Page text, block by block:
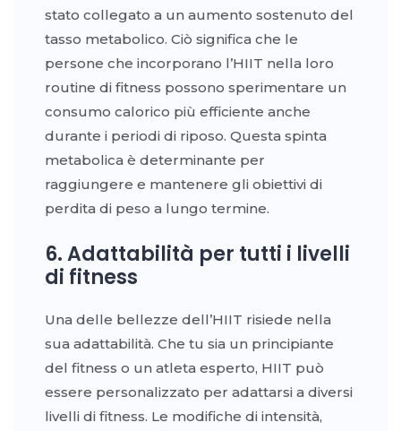
stato collegato a un aumento sostenuto del
tasso metabolico. Ciò significa che le
persone che incorporano l’HIIT nella loro
routine di fitness possono sperimentare un
consumo calorico più efficiente anche
durante i periodi di riposo. Questa spinta
metabolica è determinante per
raggiungere e mantenere gli obiettivi di
perdita di peso a lungo termine.
6. Adattabilità per tutti i livelli
di fitness
Una delle bellezze dell’HIIT risiede nella
sua adattabilità. Che tu sia un principiante
del fitness o un atleta esperto, HIIT può
essere personalizzato per adattarsi a diversi
livelli di fitness. Le modifiche di intensità,